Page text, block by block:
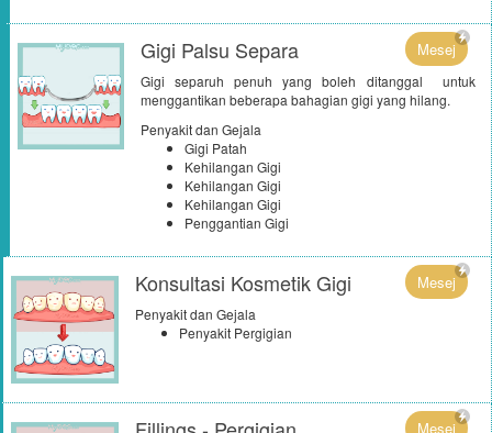
Gigi Palsu Separa Mesej
Gigi separuh penuh yang boleh ditanggal untuk
menggantikan beberapa bahagian gigi yang hilang.
Penyakit dan Gejala
Gigi Patah
Kehilangan Gigi
Kehilangan Gigi
Kehilangan Gigi
Penggantian Gigi
Konsultasi Kosmetik Gigi Mesej
Penyakit dan Gejala
Penyakit Pergigian
Mesej